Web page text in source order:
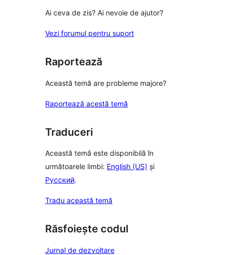
Ai ceva de zis? Ai nevoie de ajutor?
Vezi forumul pentru suport
Raportează
Această temă are probleme majore?
Raportează acestă temă
Traduceri
Această temă este disponibilă în
următoarele limbi: English (US) și
Русский.
Tradu această temă
Răsfoiește codul
Jurnal de dezvoltare